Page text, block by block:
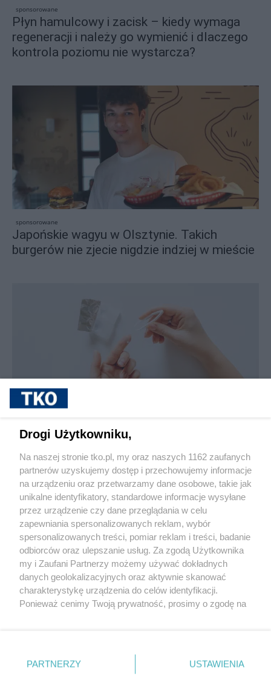
sponsorowane
Płyn hamulcowy i zacisk – kiedy wymaga
regeneracji i należy go wymienić i dlaczego
kontrola poziomu nie wystarcza?
sponsorowane
Japońskie wagyu w Olsztynie. Takich
burgerów nie zjecie nigdzie indziej w mieście
Jak rozpoznać, że soczewki kontaktowe są
Pokaż więcej
Reklama Tematy Archiwum artykułów
Drogi Użytkowniku,
Na naszej stronie tko.pl, my oraz naszych 1162 zaufanych
partnerów uzyskujemy dostęp i przechowujemy informacje
na urządzeniu oraz przetwarzamy dane osobowe, takie jak
unikalne identyfikatory, standardowe informacje wysyłane
przez urządzenie czy dane przeglądania w celu
zapewniania spersonalizowanych reklam, wybór
spersonalizowanych treści, pomiar reklam i treści, badanie
odbiorców oraz ulepszanie usług. Za zgodą Użytkownika
my i Zaufani Partnerzy możemy używać dokładnych
danych geolokalizacyjnych oraz aktywnie skanować
charakterystykę urządzenia do celów identyfikacji.
Ponieważ cenimy Twoją prywatność, prosimy o zgodę na
znajdujący się w lewym dolnym rogu strony
. Niektóre
rodzaje przetwarzania danych nie wymagają zgody
PARTNERZY USTAWIENIA